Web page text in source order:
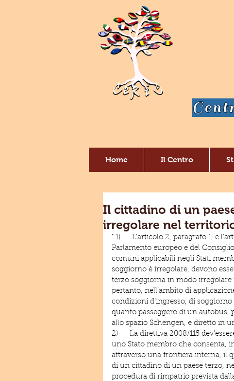
Home Il Centro
Il cittadino di un
irregolare nel
" 1)      L’articolo 2, paragrafo 1, e
Parlamento europeo e del
comuni applicabili negli Stati
soggiorno è irregolare, devono
terzo soggiorna in modo
pertanto, nell’ambito di
condizioni d’ingresso, di
quanto passeggero di un autobus,
allo spazio Schengen, e diretto in
2)      La direttiva 2008/115
uno Stato membro che consenta,
attraverso una frontiera interna, il
di un cittadino di un paese terzo,
procedura di rimpatrio prevista